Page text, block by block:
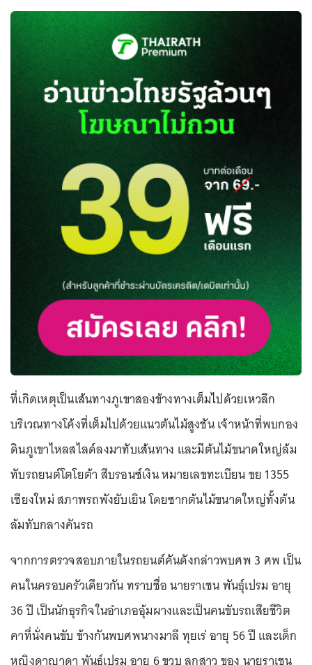
ที่เกิดเหตุเป็นเส้นทางภูเขาสองข้างทางเต็มไปด้วยเหวลึก
บริเวณทางโค้งที่เต็มไปด้วยแนวต้นไม้สูงชัน เจ้าหน้าที่พบกอง
ดินภูเขาไหลสไลด์ลงมาทับเส้นทาง และมีต้นไม้ขนาดใหญ่ล้ม
ทับรถยนต์โตโยต้า สีบรอนซ์เงิน หมายเลขทะเบียน ขย 1355
เชียงใหม่ สภาพรถพังยับเยิน โดยซากต้นไม้ขนาดใหญ่ทั้งต้น
ล้มทับกลางคันรถ
จากการตรวจสอบภายในรถยนต์คันดังกล่าวพบศพ 3 ศพ เป็น
คนในครอบครัวเดียวกัน ทราบชื่อ นายราเชน พันธุ์เปรม อายุ
36 ปี เป็นนักธุรกิจในอำเภออุ้มผางและเป็นคนขับรถเสียชีวิต
คาที่นั่งคนขับ ข้างกันพบศพนางมาลี ทุยเร่ อายุ 56 ปี และเด็ก